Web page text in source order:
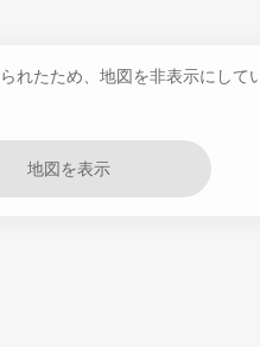
れたため、地図を非表示にして
地図を表示